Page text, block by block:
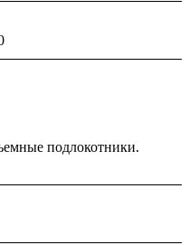
подлокотники.